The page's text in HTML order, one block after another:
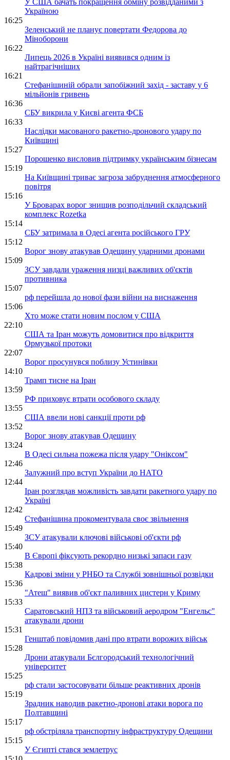
У США бачать покращення обміну розвідданими з
Україною
16:25
Зеленський не планує повертати Федорова до
Міноборони
16:22
Липець 2026 в Україні виявився одним із
найтрагічніших
16:21
Стефанішиній обрали запобіжний захід - заставу у 6
мільйонів гривень
16:36
СБУ викрила у Києві агента ФСБ
16:33
Наслідки масованого ракетно-дронового удару по
Київщині
15:27
Порошенко висловив підтримку українським бізнесам
15:19
На Київщині триває загроза забруднення атмосферного
повітря
15:16
У Броварах ворог знищив розподільчий складський
комплекс Rozetka
15:14
СБУ затримала в Одесі агента російського ГРУ
15:12
Ворог знову атакував Одещину ударними дронами
15:09
ЗСУ завдали ураження низці важливих об'єктів
противника
15:07
рф перейшла до нової фази війни на виснаження
15:06
Хто може стати новим послом у США
22:10
США та Іран можуть домовитися про відкриття
Ормузької протоки
22:07
Ворог просунувся поблизу Устинівки
14:10
Трамп тисне на Іран
13:59
РФ приховує втрати особового складу
13:55
США ввели нові санкції проти рф
13:52
Ворог знову атакував Одещину
13:24
В Одесі сильна пожежа після удару "Оніксом"
12:46
Залужний про вступ України до НАТО
12:44
Іран розглядав можливість завдати ракетного удару по
Україні
12:42
Стефанішина прокоментувала своє звільнення
15:49
ЗСУ атакували ключові військові об'єкти рф
15:40
В Європі фіксують рекордно низькі запаси газу
15:38
Кадрові зміни у РНБО та Службі зовнішньої розвідки
15:36
"Атеш" виявив об'єкт паливних цистерн у Криму
15:33
Саратовський НПЗ та військовий аеродром "Енгельс"
атакували дрони
15:31
Генштаб повідомив дані про втрати ворожих військ
15:28
Дрони атакували Бєлгородський технологічний
університет
15:25
рф стали застосовувати більше реактивних дронів
15:19
Зрадник наводив ракетно-дронові атаки ворога по
Полтавщині
15:17
рф обстріляла транспортну інфраструктуру Одещини
15:15
У Єгипті стався землетрус